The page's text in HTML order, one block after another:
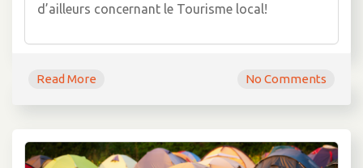
d’ailleurs concernant le Tourisme local!
Read More No Comments